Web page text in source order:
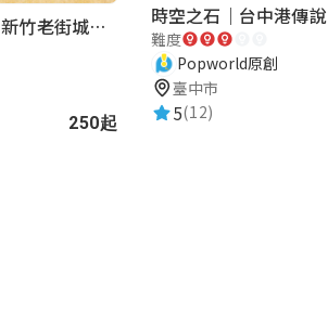
湖口老街-重返夢想街｜新竹老街城市解謎
250起
時空之石｜台中港傳說
難度
Popworld原創
臺中市
5(12)